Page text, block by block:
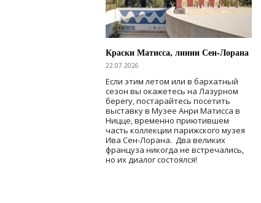
Краски Матисса, линии Сен-Лорана
22.07.2026
Если этим летом или в бархатный
сезон вы окажетесь на Лазурном
берегу, постарайтесь посетить
выставку в Музее Анри Матисса в
Ницце, временно приютившем
часть коллекции парижского музея
Ива Сен-Лорана. Два великих
француза никогда не встречались,
но их диалог состоялся!